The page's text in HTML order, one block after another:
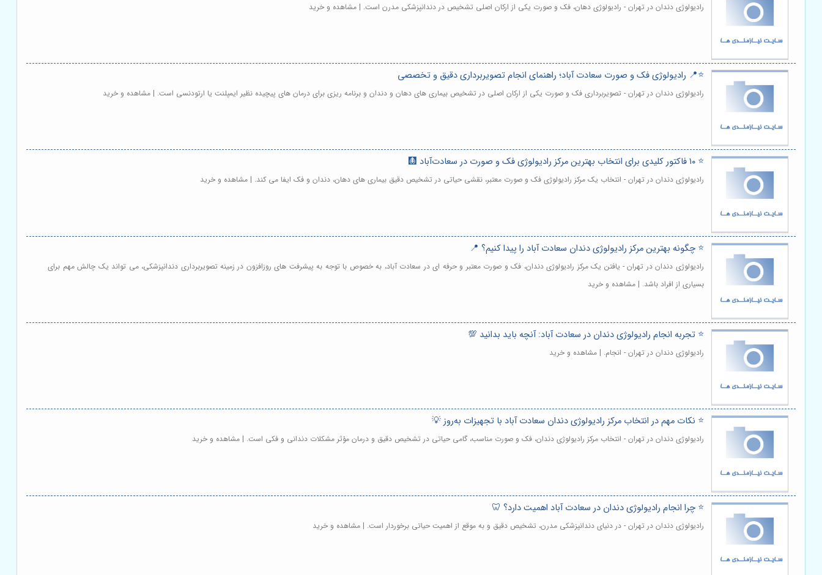
رادیولوژی دندان در تهران - رادیولوژی دهان، فک و صورت یکی از ارکان اصلی تشخیص در دندانپزشکی مدرن است. | مشاهده و خرید
⭐️📍 رادیولوژی فک و صورت سعادت آباد؛ راهنمای انجام تصویربرداری دقیق و تخصصی
رادیولوژی دندان در تهران - تصویربرداری فک و صورت یکی از ارکان اصلی در تشخیص بیماری های دهان و دندان و برنامه ریزی برای درمان های پیچیده نظیر ایمپلنت یا ارتودنسی است. | مشاهده و خرید
⭐️ ۱۰ فاکتور کلیدی برای انتخاب بهترین مرکز رادیولوژی فک و صورت در سعادت‌آباد 🩻
رادیولوژی دندان در تهران - انتخاب یک مرکز رادیولوژی فک و صورت معتبر، نقشی حیاتی در تشخیص دقیق بیماری های دهان، دندان و فک ایفا می کند. | مشاهده و خرید
⭐️ چگونه بهترین مرکز رادیولوژی دندان سعادت آباد را پیدا کنیم؟ 📍
رادیولوژی دندان در تهران - یافتن یک مرکز رادیولوژی دندان، فک و صورت معتبر و حرفه ای در سعادت آباد، به خصوص با توجه به پیشرفت های روزافزون در زمینه تصویربرداری دندانپزشکی، می تواند یک چالش مهم برای
بسیاری از افراد باشد. | مشاهده و خرید
⭐️ تجربه انجام رادیولوژی دندان در سعادت آباد: آنچه باید بدانید 💯
رادیولوژی دندان در تهران - انجام. | مشاهده و خرید
⭐️ نکات مهم در انتخاب مرکز رادیولوژی دندان سعادت آباد با تجهیزات به‌روز 💡
رادیولوژی دندان در تهران - انتخاب مرکز رادیولوژی دندان، فک و صورت مناسب، گامی حیاتی در تشخیص دقیق و درمان مؤثر مشکلات دندانی و فکی است. | مشاهده و خرید
⭐️ چرا انجام رادیولوژی دندان در سعادت آباد اهمیت دارد؟ 🦷
رادیولوژی دندان در تهران - در دنیای دندانپزشکی مدرن، تشخیص دقیق و به موقع از اهمیت حیاتی برخوردار است. | مشاهده و خرید